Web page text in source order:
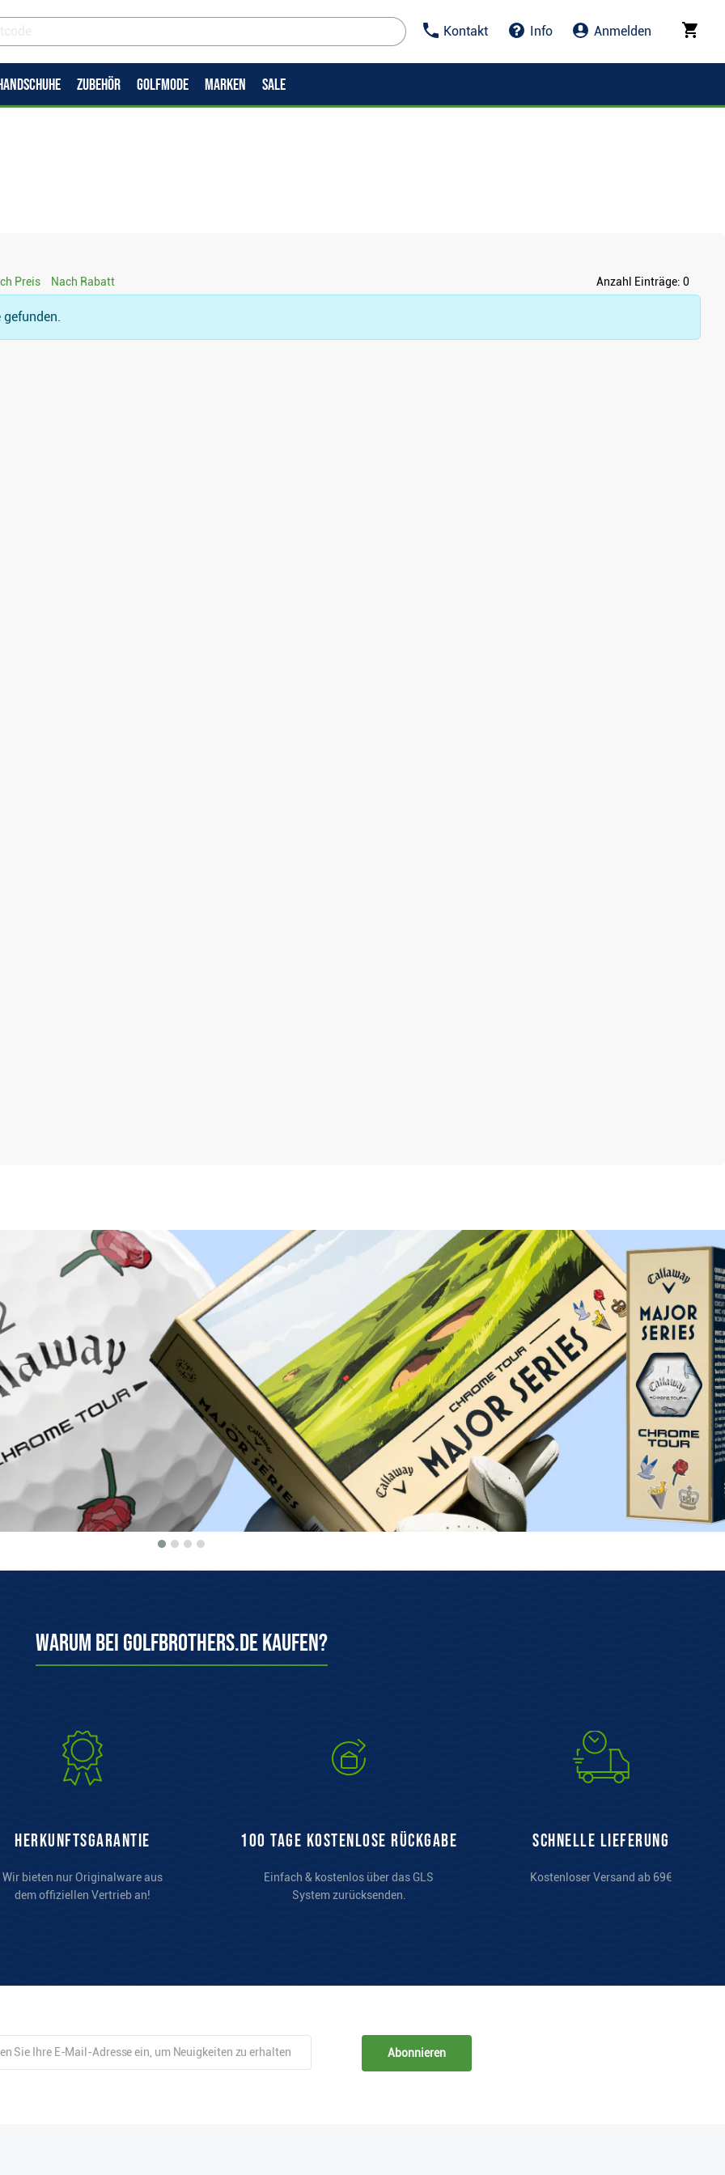
Kontakt Info Anmelden
ZUBEHÖR GOLFMODE MARKEN SALE
Preis Nach Rabatt Anzahl Einträge: 0
gefunden.
Warum bei Golfbrothers.de kaufen?
Herkunftsgarantie
Wir bieten nur Originalware aus
dem offiziellen Vertrieb an!
100 Tage kostenlose Rückgabe
Einfach & kostenlos über das GLS
System zurücksenden.
Schnelle Lieferung
Kostenloser Versand ab 69€
Abonnieren